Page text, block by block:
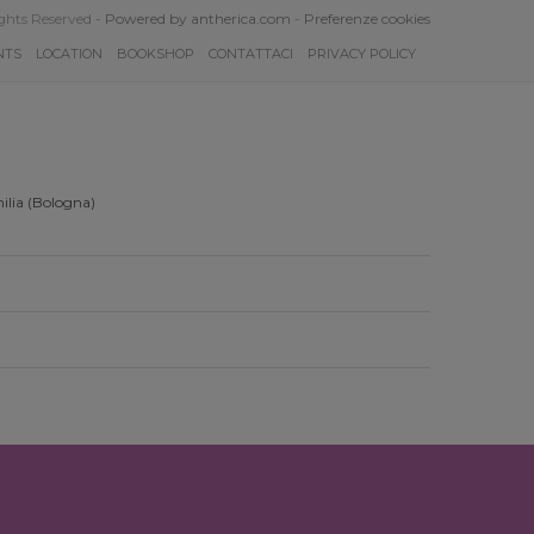
Reserved - Powered by antherica.com - Preferenze cookies
LOCATION BOOKSHOP CONTATTACI PRIVACY POLICY
(Bologna)